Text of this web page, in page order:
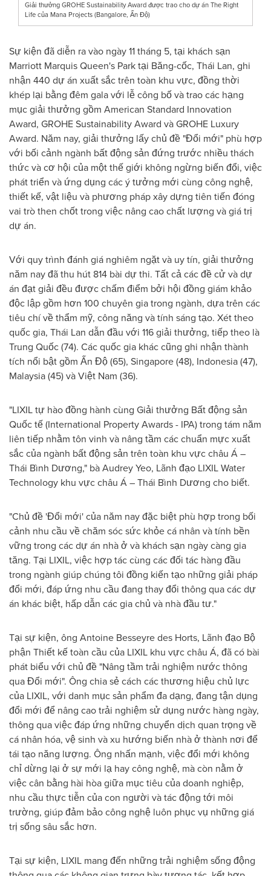
Giải thưởng GROHE Sustainability Award được trao cho dự án The Right
Life của Mana Projects (Bangalore, Ấn Độ)
Sự kiện đã diễn ra vào ngày 11 tháng 5, tại khách sạn
Marriott Marquis Queen's Park tại Băng-cốc, Thái Lan, ghi
nhận 440 dự án xuất sắc trên toàn khu vực, đồng thời
khép lại bằng đêm gala với lễ công bố và trao các hạng
mục giải thưởng gồm American Standard Innovation
Award, GROHE Sustainability Award và GROHE Luxury
Award. Năm nay, giải thưởng lấy chủ đề "Đổi mới" phù hợp
với bối cảnh ngành bất động sản đứng trước nhiều thách
thức và cơ hội của một thế giới không ngừng biến đổi, việc
phát triển và ứng dụng các ý tưởng mới cùng công nghệ,
thiết kế, vật liệu và phương pháp xây dựng tiên tiến đóng
vai trò then chốt trong việc nâng cao chất lượng và giá trị
dự án.
Với quy trình đánh giá nghiêm ngặt và uy tín, giải thưởng
năm nay đã thu hút 814 bài dự thi. Tất cả các đề cử và dự
án đạt giải đều được chấm điểm bởi hội đồng giám khảo
độc lập gồm hơn 100 chuyên gia trong ngành, dựa trên các
tiêu chí về thẩm mỹ, công năng và tính sáng tạo. Xét theo
quốc gia, Thái Lan dẫn đầu với 116 giải thưởng, tiếp theo là
Trung Quốc (74). Các quốc gia khác cũng ghi nhận thành
tích nổi bật gồm Ấn Độ (65), Singapore (48), Indonesia (47),
Malaysia (45) và Việt Nam (36).
"LIXIL tự hào đồng hành cùng Giải thưởng Bất động sản
Quốc tế (International Property Awards - IPA) trong tám năm
liên tiếp nhằm tôn vinh và nâng tầm các chuẩn mực xuất
sắc của ngành bất động sản trên toàn khu vực châu Á –
Thái Bình Dương," bà Audrey Yeo, Lãnh đạo LIXIL Water
Technology khu vực châu Á – Thái Bình Dương cho biết.
"Chủ đề 'Đổi mới' của năm nay đặc biệt phù hợp trong bối
cảnh nhu cầu về chăm sóc sức khỏe cá nhân và tính bền
vững trong các dự án nhà ở và khách sạn ngày càng gia
tăng. Tại LIXIL, việc hợp tác cùng các đối tác hàng đầu
trong ngành giúp chúng tôi đồng kiến tạo những giải pháp
đổi mới, đáp ứng nhu cầu đang thay đổi thông qua các dự
án khác biệt, hấp dẫn các gia chủ và nhà đầu tư."
Tại sự kiện, ông Antoine Besseyre des Horts, Lãnh đạo Bộ
phận Thiết kế toàn cầu của LIXIL khu vực châu Á, đã có bài
phát biểu với chủ đề "Nâng tầm trải nghiệm nước thông
qua Đổi mới". Ông chia sẻ cách các thương hiệu chủ lực
của LIXIL, với danh mục sản phẩm đa dạng, đang tận dụng
đổi mới để nâng cao trải nghiệm sử dụng nước hàng ngày,
thông qua việc đáp ứng những chuyển dịch quan trọng về
cá nhân hóa, vệ sinh và xu hướng biến nhà ở thành nơi để
tái tạo năng lượng. Ông nhấn mạnh, việc đổi mới không
chỉ dừng lại ở sự mới lạ hay công nghệ, mà còn nằm ở
việc cân bằng hài hòa giữa mục tiêu của doanh nghiệp,
nhu cầu thực tiễn của con người và tác động tới môi
trường, giúp đảm bảo công nghệ luôn phục vụ những giá
trị sống sâu sắc hơn.
Tại sự kiện, LIXIL mang đến những trải nghiệm sống động